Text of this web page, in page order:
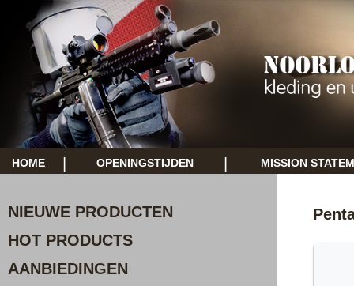
HOME OPENINGSTIJDEN MISSION
NIEUWE PRODUCTEN
HOT PRODUCTS
AANBIEDINGEN